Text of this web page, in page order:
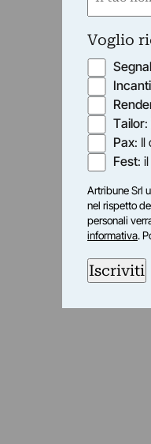
Voglio
Incanti
Tailor
Pax: Il
Fest:
Artribune Srl
nel rispetto
personali
informativa.
Iscriviti